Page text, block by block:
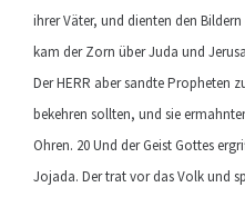
ihrer Väter, und dienten den
kam der Zorn über Juda und
Der HERR aber sandte Propheten
bekehren sollten, und sie
Ohren. 20 Und der Geist Gottes
Jojada. Der trat vor das Volk und